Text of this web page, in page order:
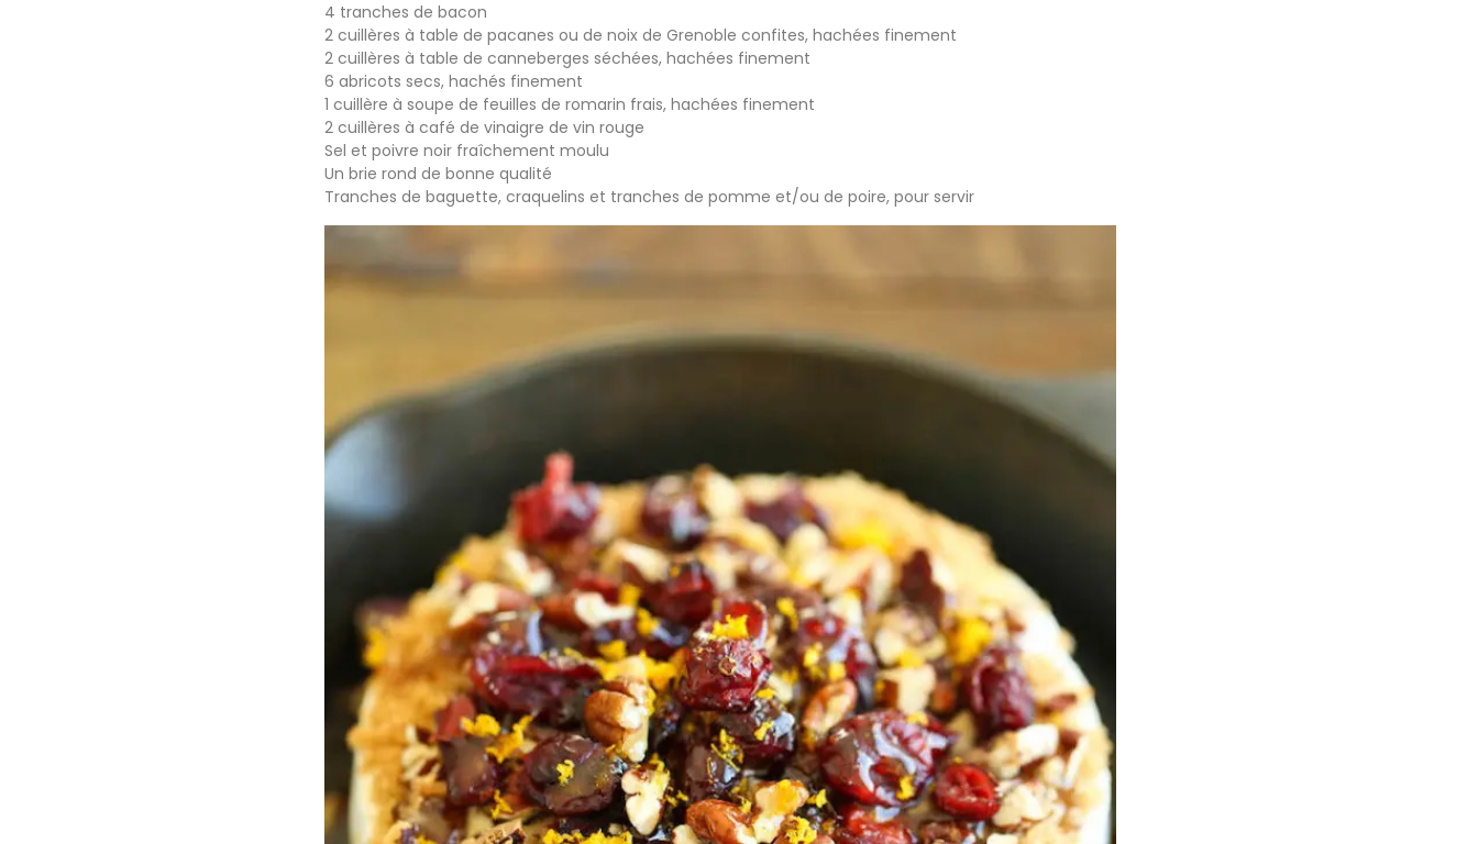
4 tranches de bacon
2 cuillères à table de pacanes ou de noix de Grenoble confites, hachées finement
2 cuillères à table de canneberges séchées, hachées finement
6 abricots secs, hachés finement
1 cuillère à soupe de feuilles de romarin frais, hachées finement
2 cuillères à café de vinaigre de vin rouge
Sel et poivre noir fraîchement moulu
Un brie rond de bonne qualité
Tranches de baguette, craquelins et tranches de pomme et/ou de poire, pour servir